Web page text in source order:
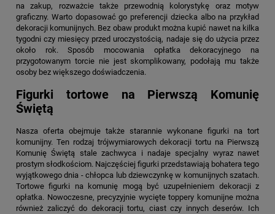
na zakup, rozważcie także przewodnią kolorystykę oraz motyw
graficzny. Warto dopasować go preferencji dziecka albo na przykład
dekoracji komunijnych. Bez obaw produkt można kupić nawet na kilka
tygodni czy miesięcy przed uroczystością, nadaje się do użycia przez
około rok. Sposób mocowania opłatka dekoracyjnego na
przygotowanym torcie nie jest skomplikowany, podołają mu także
osoby bez większego doświadczenia.
Figurki tortowe na Pierwszą Komunię
Świętą
Nasza oferta obejmuje także starannie wykonane figurki na tort
komunijny. Ten rodzaj trójwymiarowych dekoracji tortu na Pierwszą
Komunię Świętą stale zachwyca i nadaje specjalny wyraz nawet
prostym słodkościom. Najczęściej figurki przedstawiają bohatera tego
wyjątkowego dnia - chłopca lub dziewczynkę w komunijnych szatach.
Tortowe figurki na komunię mogą być uzupełnieniem dekoracji z
opłatka. Nowoczesne, precyzyjnie wycięte toppery komunijne można
również zaliczyć do dekoracji tortu, ciast czy innych deserów. Ich